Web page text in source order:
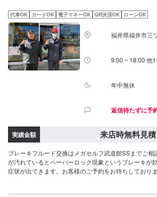
代車OK カードOK 電子マネーOK QR決済OK ローンOK
福井県福井市三
9:00 ~ 18:00 他
年中無休
返信待たずに予
実績金額 来店時無料見積
ブレーキフルード交換はメガセルフ武道館SSまでご相
が汚れているとペーパーロック現象というブレーキが
症状が出てきます。お客様のご予約をお待ちしており